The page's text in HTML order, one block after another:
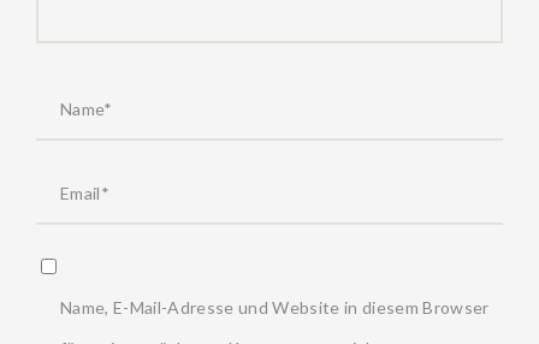
Name, E-Mail-Adresse und Website in diesem Browser